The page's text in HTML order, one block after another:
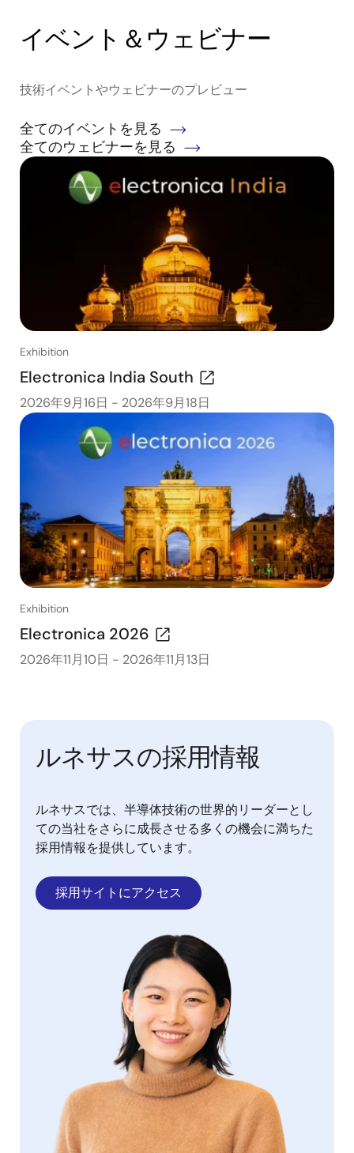
イベント＆ウェビナー
技術イベントやウェビナーのプレビュー
全てのイベントを見る
全てのウェビナーを見る
Exhibition
Electronica India South
2026年9月16日 - 2026年9月18日
Exhibition
Electronica 2026
2026年11月10日 - 2026年11月13日
ルネサスの採用情報
ルネサスでは、半導体技術の世界的リーダーとし
ての当社をさらに成長させる多くの機会に満ちた
採用情報を提供しています。
採用サイトにアクセス